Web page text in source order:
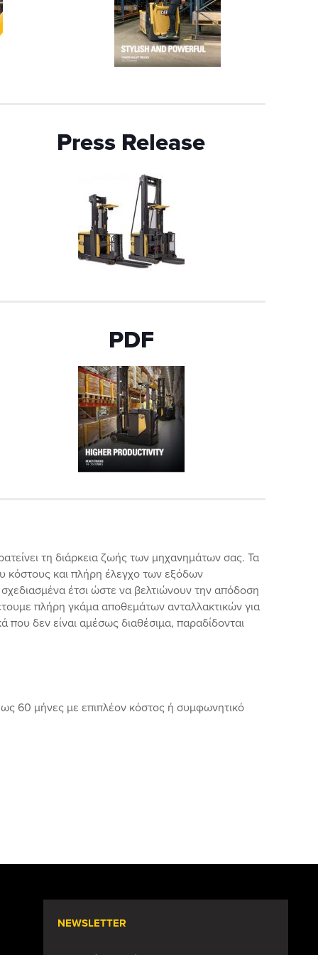
Press Release
PDF
τη διάρκεια ζωής των μηχανημάτων σας. Τα
κόστους και πλήρη έλεγχο των εξόδων
έτσι ώστε να βελτιώνουν την απόδοση
πλήρη γκάμα αποθεμάτων ανταλλακτικών για
δεν είναι αμέσως διαθέσιμα, παραδίδονται
60 μήνες με επιπλέον κόστος ή συμφωνητικό
NEWSLETTER